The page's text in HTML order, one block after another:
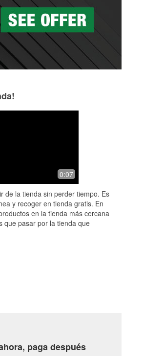
Same great service each
0:07
de la tienda sin perder tiempo. Es
y recoger en tienda gratis. En
en la tienda más cercana
que pasar por la tienda que
paga después